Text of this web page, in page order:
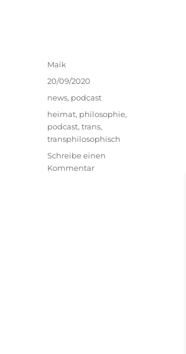
Autor
Maik
Veröffentlicht
20/09/2020
Kategorien
news, podcast
Schlagwörter
heimat, philosophie,
podcast,trans,
transphilosophisch
Schreibe einen
Kommentarzu